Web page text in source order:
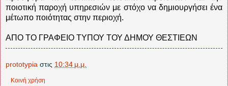
ποιοτική παροχή υπηρεσιών με στόχο να δημιουργήσει ένα
μέτωπο ποιότητας στην περιοχή.
ΑΠΟ ΤΟ ΓΡΑΦΕΙΟ ΤΥΠΟΥ ΤΟΥ ΔΗΜΟΥ ΘΕΣΤΙΕΩΝ
prototypia στις 10:34 μ.μ.
Κοινή χρήση